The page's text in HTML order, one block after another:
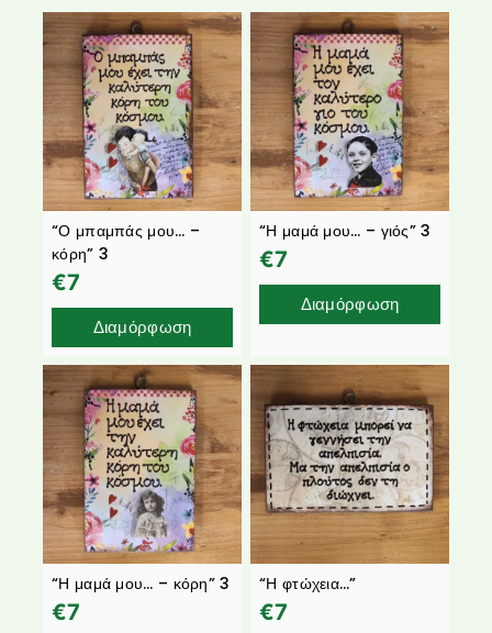
“Ο μπαμπάς μου… –
κόρη” 3
€7
Διαμόρφωση
“Η μαμά μου… – γιός” 3
€7
Διαμόρφωση
“Η μαμά μου… – κόρη” 3
€7
“Η φτώχεια…”
€7